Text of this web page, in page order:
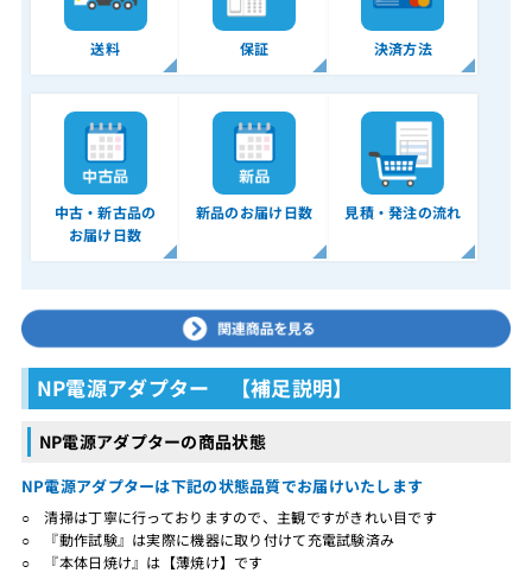
送料 保証 決済方法
中古・新古品の
お届け日数
新品のお届け日数 見積・発注の流れ
NP電源アダプター 【補足説明】
NP電源アダプターの商品状態
NP電源アダプターは下記の状態品質でお届けいたします
○ 清掃は丁寧に行っておりますので、主観ですがきれい目です
○ 『動作試験』は実際に機器に取り付けて充電試験済み
○ 『本体日焼け』は【薄焼け】です